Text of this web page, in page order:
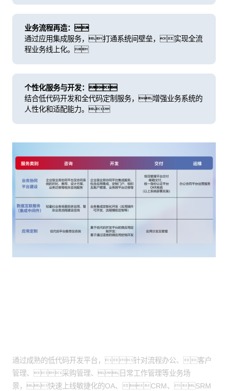
业务流程再造：
通过应用集成服务，打通系统间壁垒，实现全流
程业务线上化。
个性化服务与开发：
结合低代码开发和全代码定制服务，增强业务系统的
人性化和适配能力。
通过成熟的低代码开发平台，针对流程办公、客户
管理、采购管理、日常工作管理等业务场
景，快速上线敏捷化的OA、CRM、SRM